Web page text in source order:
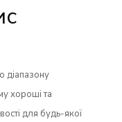
діапазону
хороші та
для будь-якої